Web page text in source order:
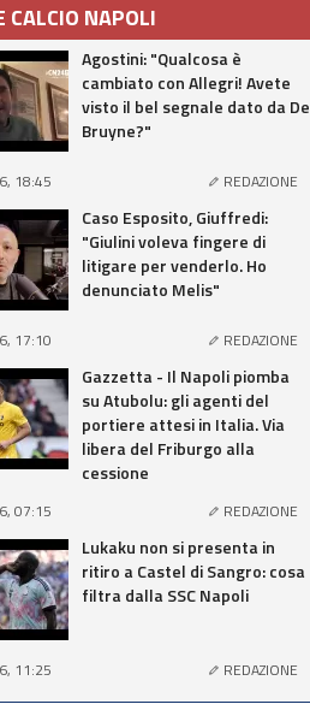
CALCIO NAPOLI
Agostini: "Qualcosa è
cambiato con Allegri! Avete
visto il bel segnale dato da De
Bruyne?"
18:45 REDAZIONE
Caso Esposito, Giuffredi:
"Giulini voleva fingere di
litigare per venderlo. Ho
denunciato Melis"
17:10 REDAZIONE
Gazzetta - Il Napoli piomba
su Atubolu: gli agenti del
portiere attesi in Italia. Via
libera del Friburgo alla
cessione
07:15 REDAZIONE
Lukaku non si presenta in
ritiro a Castel di Sangro: cosa
filtra dalla SSC Napoli
11:25 REDAZIONE